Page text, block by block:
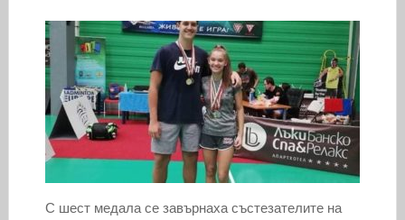
С шест медала се завърнаха състезателите на